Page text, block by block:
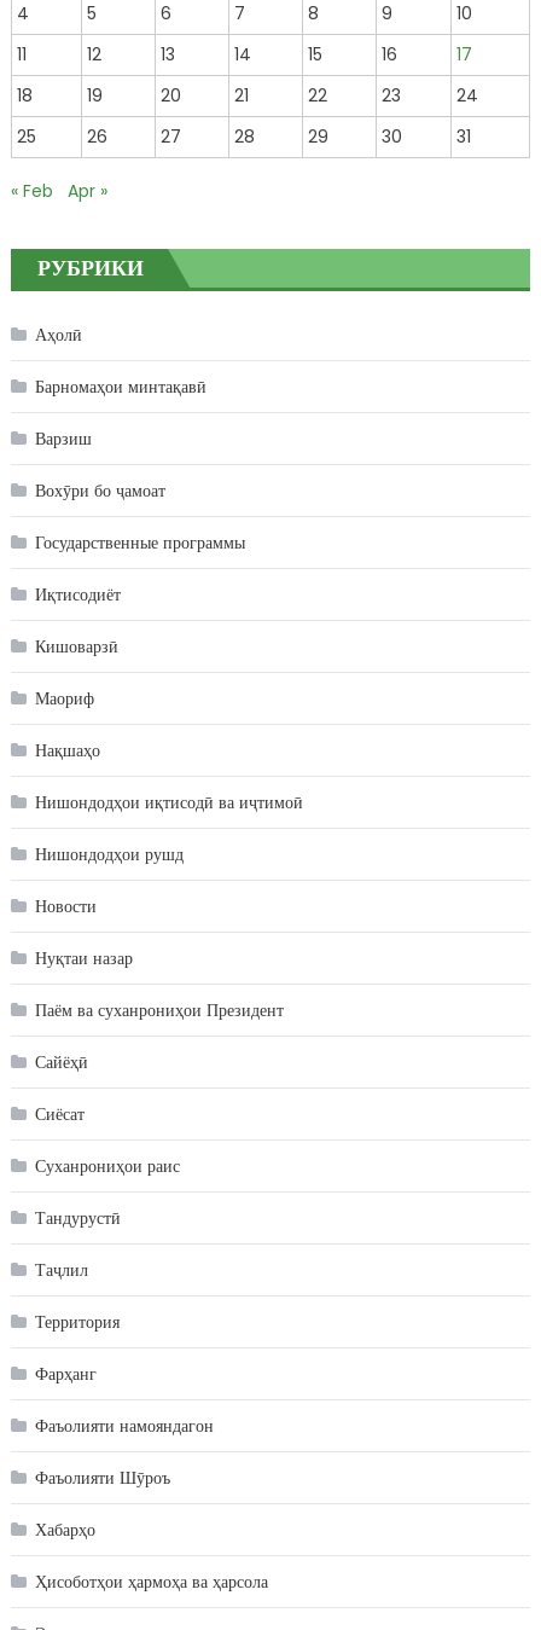
4
5 6 7 8 9
10
11
12 13 14 15 16
17
18
19 20 21 22 23
24
25
26 27 28 29 30 31
« Feb Apr »
РУБРИКИ
Аҳолӣ
Барномаҳои минтақавӣ
Варзиш
Вохӯри бо ҷамоат
Государственные программы
Иқтисодиёт
Кишоварзӣ
Маориф
Нақшаҳо
Нишондодҳои иқтисодӣ ва иҷтимоӣ
Нишондодҳои рушд
Новости
Нуқтаи назар
Паём ва суханрониҳои Президент
Сайёҳӣ
Сиёсат
Суханрониҳои раис
Тандурустӣ
Таҷлил
Территория
Фарҳанг
Фаъолияти намояндагон
Фаъолияти Шӯроъ
Хабарҳо
Ҳисоботҳои ҳармоҳа ва ҳарсола